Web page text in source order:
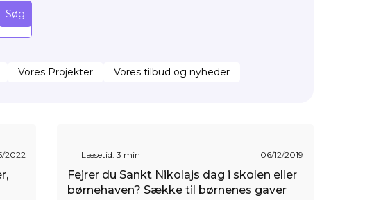
Søg
Vores Projekter Vores tilbud og nyheder
2022 Læsetid: 3 min 06/12/2019
Fejrer du Sankt Nikolajs dag i skolen eller
børnehaven? Sække til børnenes gaver